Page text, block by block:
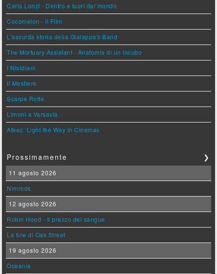
Carla Lonzi - Dentro e fuori dal mondo
Cocomelon - Il Film
L'assurda storia della Gialappa's Band
The Mortuary Assistant - Anatomia di un Incubo
I Nisidiani
Il Mestiere
Scarpe Rotte
Limoni a Varsavia
Ateez: Light the Way in Cinemas
Prossimamente ❯
11 agosto 2026
Nimrods
12 agosto 2026
Robin Hood - Il prezzo del sangue
La fine di Oak Street
19 agosto 2026
Oceania